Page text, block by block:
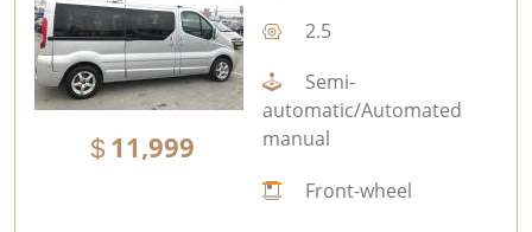
11,999
2.5
Semi-
automatic/Automated
manual
Front-wheel